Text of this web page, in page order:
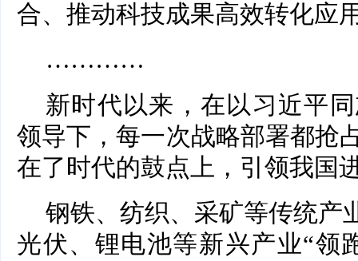
合、推动科技成果高效转化应
…………
新时代以来，在以习近平
领导下，每一次战略部署都抢
在了时代的鼓点上，引领我
钢铁、纺织、采矿等传统产
光伏、锂电池等新兴产业“领